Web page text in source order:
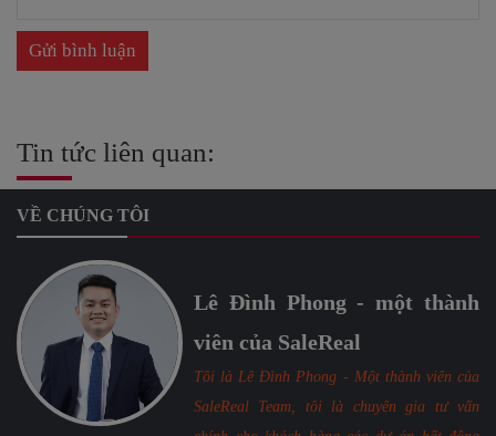
Tin tức liên quan:
VỀ CHÚNG TÔI
Lê Đình Phong - một thành
viên của SaleReal
Tôi là Lê Đình Phong - Một thành viên của
SaleReal Team, tôi là chuyên gia tư vấn